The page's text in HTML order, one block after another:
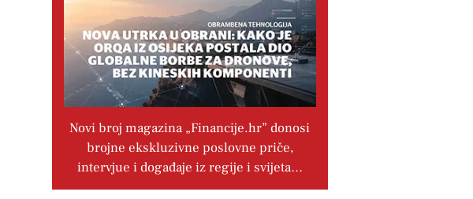
Novi broj magazina „Financije.hr” donosi
brojne ekskluzivne poslovne priče,
intervjue i događaje iz regije i svijeta…